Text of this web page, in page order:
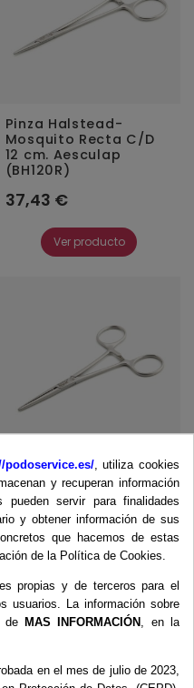
Pinza Halstead-
Mosquito Recta C/D
12 cm. Aesculap
(BH120R)
37,43 €
Ver producto
Pinza Hemost. Pean
Recta S/D 14 cm
Diente grueso
(BH424R)
49,65 €
podoservice.es/, utiliza cookies
y recuperan información
pueden servir para finalidades
y obtener información de sus
que hacemos de estas
de la Política de Cookies.
propias y de terceros para el
usuarios. La información sobre
de MAS INFORMACIÓN , en la
en el mes de julio de 2023,